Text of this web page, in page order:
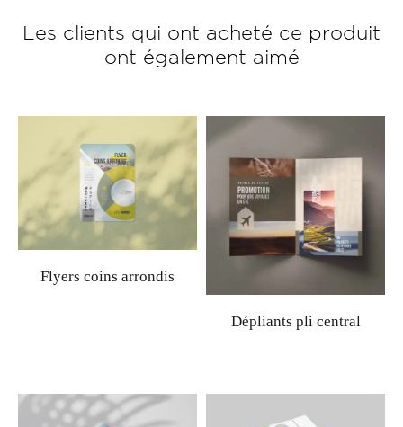
Les clients qui ont acheté ce produit
ont également aimé
Flyers coins arrondis
Dépliants pli central